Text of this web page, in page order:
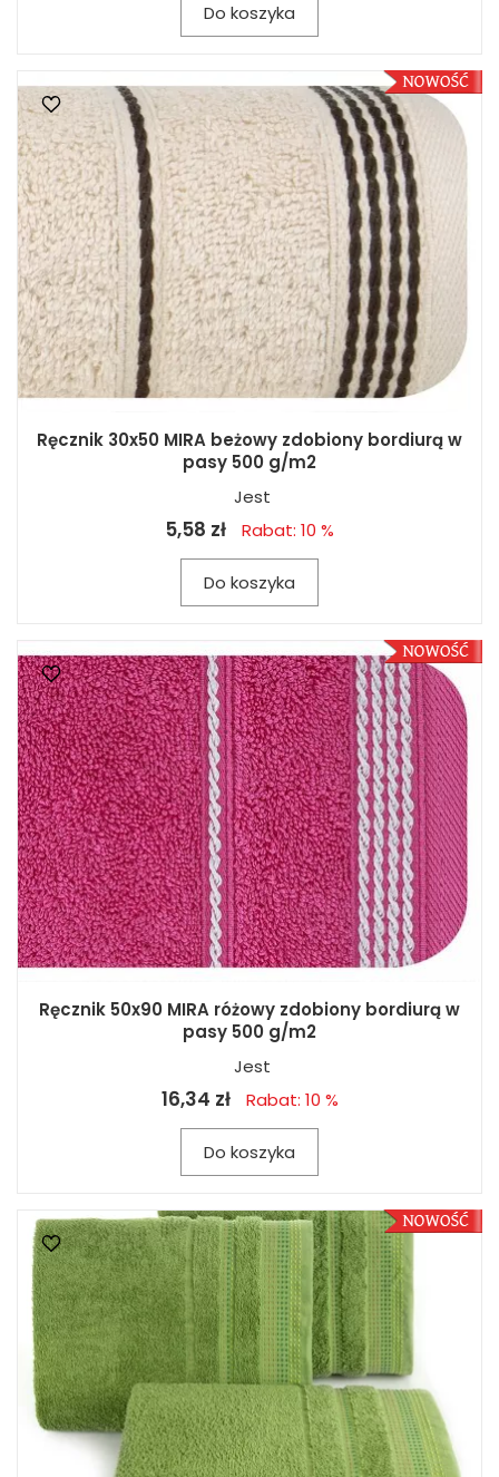
Do koszyka
Ręcznik 30x50 MIRA beżowy zdobiony bordiurą w
pasy 500 g/m2
Jest
5,58 zł Rabat: 10 %
Do koszyka
Ręcznik 50x90 MIRA różowy zdobiony bordiurą w
pasy 500 g/m2
Jest
16,34 zł Rabat: 10 %
Do koszyka